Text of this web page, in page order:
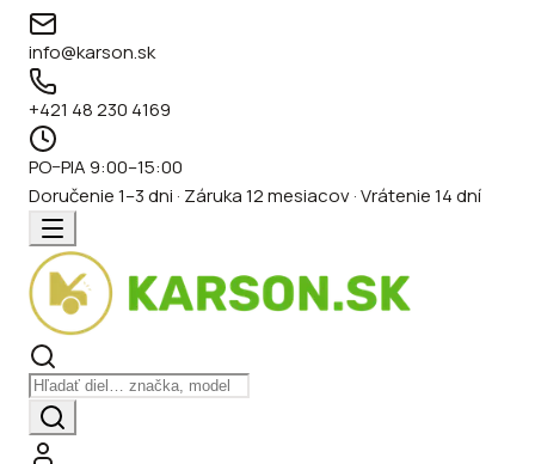
info@karson.sk
+421 48 230 4169
PO–PIA 9:00–15:00
Doručenie 1–3 dni · Záruka 12 mesiacov · Vrátenie 14 dní